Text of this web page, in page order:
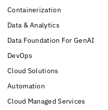
Containerization
Data & Analytics
Data Foundation For GenAI
DevOps
Cloud Solutions
Automation
Cloud Managed Services